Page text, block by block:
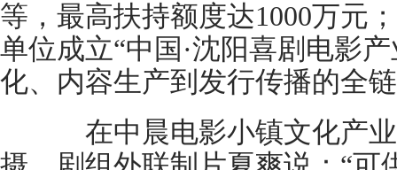
等，最高扶持额度达1000万元
单位成立“中国·沈阳喜剧电影
化、内容生产到发行传播的全
在中晨电影小镇文化产业